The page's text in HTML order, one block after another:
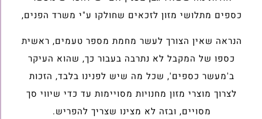
כספים מתלושי מזון לזכאים שחולקו ע"י משרד הפנים,
הנראה שאין הצורך לעשר מחמת מספר טעמים, ראשית
כספו של המקבל לא נתרבה בעבור כך, שהוא העיקר
ב'מעשר כספים', שכל מה שיש לפנינו בלבד, הזכות
לצרוך מוצרי מזון מחנויות מסויימות עד כדי שיווי סך
מסויים, ובזה לא מצינו שצריך להפריש.